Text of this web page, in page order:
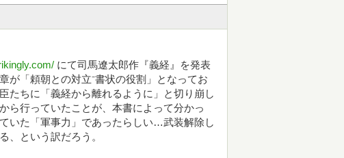
にて司馬遼太郎作『義経』を発表
が「頼朝との対立⁻書状の役割」となってお
たちに「義経から離れるように」と切り崩し
ら行っていたことが、本書によって分かっ
いた「軍事力」であったらしい…武装解除し
、という訳だろう。